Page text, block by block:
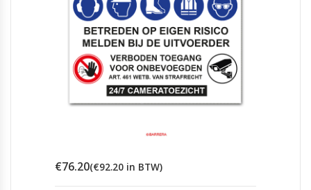
€76.20(€92.20 in BTW)